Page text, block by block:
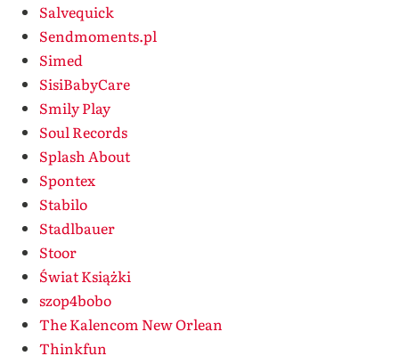
Salvequick
Sendmoments.pl
Simed
SisiBabyCare
Smily Play
Soul Records
Splash About
Spontex
Stabilo
Stadlbauer
Stoor
Świat Książki
szop4bobo
The Kalencom New Orlean
Thinkfun